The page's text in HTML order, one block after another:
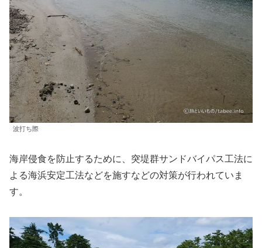
波打ち際
海岸侵食を防止するために、突堤群サンドバイパス工法に
よる海浜安定工法などを施すなどの対策が行われていま
す。